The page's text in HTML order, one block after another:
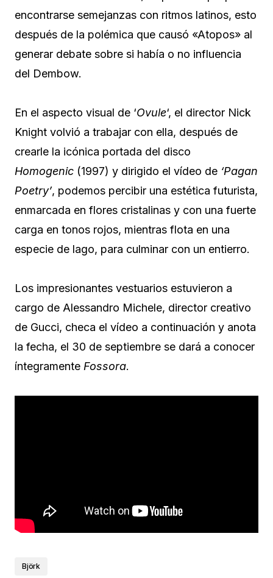
encontrarse semejanzas con ritmos latinos, esto
después de la polémica que causó «Atopos» al
generar debate sobre si había o no influencia
del Dembow.
En el aspecto visual de ‘Ovule‘, el director Nick
Knight volvió a trabajar con ella, después de
crearle la icónica portada del disco
Homogenic (1997) y dirigido el vídeo de ‘Pagan
Poetry’, podemos percibir una estética futurista,
enmarcada en flores cristalinas y con una fuerte
carga en tonos rojos, mientras flota en una
especie de lago, para culminar con un entierro.
Los impresionantes vestuarios estuvieron a
cargo de Alessandro Michele, director creativo
de Gucci, checa el vídeo a continuación y anota
la fecha, el 30 de septiembre se dará a conocer
íntegramente Fossora.
Björk